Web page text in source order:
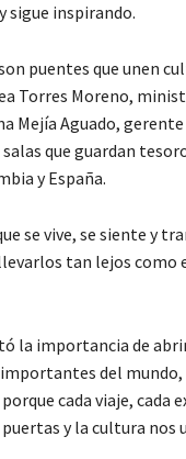
sigue inspirando.
puentes que unen
Torres Moreno,
Mejía Aguado,
que guardan
y España.
se vive, se siente y
tan lejos como
la importancia de
del
cada viaje, cada
y la cultura nos